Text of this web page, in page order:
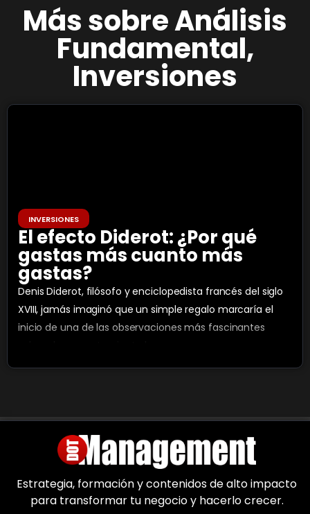
Más sobreAnálisis
Fundamental,
Inversiones
INVERSIONES
El efecto Diderot: ¿Por qué
gastas más cuanto más
gastas?
Denis Diderot, filósofo y enciclopedista francés del siglo
XVIII, jamás imaginó que un simple regalo marcaría el
inicio de una de las observaciones más fascinantes
Estrategia, formación y contenidos de alto impacto
para transformar tu negocio y hacerlo crecer.